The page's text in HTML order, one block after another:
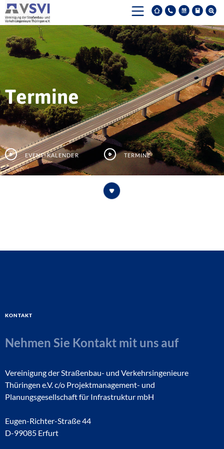
Termine
Event-Kalender Termine
Kontakt
Nehmen Sie Kontakt mit uns auf
Vereinigung der Straßenbau- und Verkehrsingenieure
Thüringen e.V. c/o Projektmanagement- und
Planungsgesellschaft für Infrastruktur mbH
Eugen-Richter-Straße 44
D-99085 Erfurt